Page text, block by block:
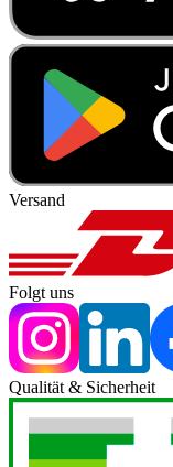
Versand
Folgt uns
Qualität & Sicherheit